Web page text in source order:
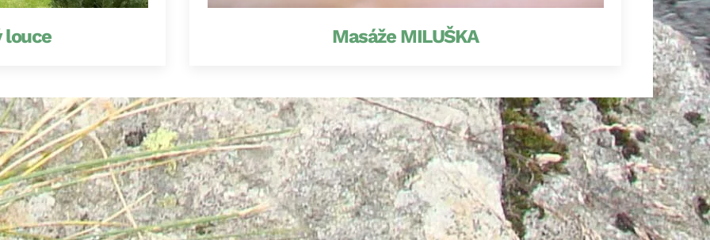
louce Masáže MILUŠKA